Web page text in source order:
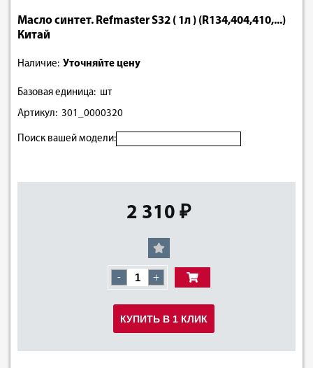
Масло синтет. Refmaster S32 ( 1л ) (R134,404,410,...)
Китай
Наличие: Уточняйте цену
Базовая единица: шт
Артикул: 301_0000320
Поиск вашей модели:
2 310 ₽
- +
КУПИТЬ В 1 КЛИК